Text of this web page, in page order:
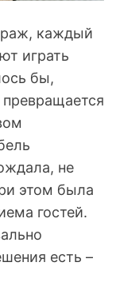
каждый
играть
бы,
превращается
не
этом была
гостей.
есть –